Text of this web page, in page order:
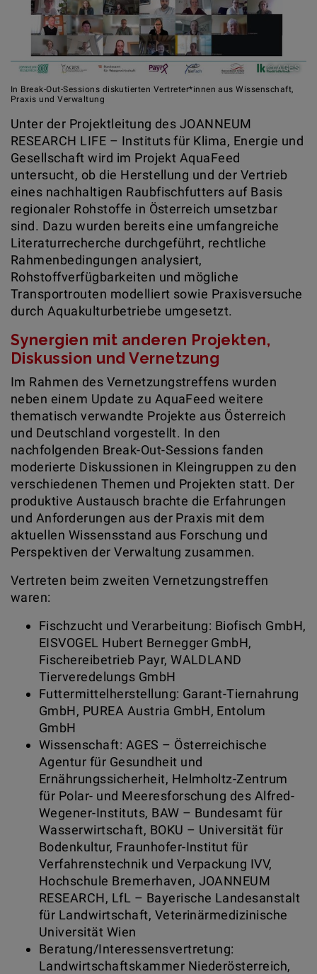
In Break-Out-Sessions diskutierten Vertreter*innen aus Wissenschaft,
Praxis und Verwaltung
© AGES
Unter der Projektleitung des JOANNEUM
RESEARCH LIFE – Instituts für Klima, Energie und
Gesellschaft wird im Projekt AquaFeed
untersucht, ob die Herstellung und der Vertrieb
eines nachhaltigen Raubfischfutters auf Basis
regionaler Rohstoffe in Österreich umsetzbar
sind. Dazu wurden bereits eine umfangreiche
Literaturrecherche durchgeführt, rechtliche
Rahmenbedingungen analysiert,
Rohstoffverfügbarkeiten und mögliche
Transportrouten modelliert sowie Praxisversuche
durch Aquakulturbetriebe umgesetzt.
Synergien mit anderen Projekten,
Diskussion und Vernetzung
Im Rahmen des Vernetzungstreffens wurden
neben einem Update zu AquaFeed weitere
thematisch verwandte Projekte aus Österreich
und Deutschland vorgestellt. In den
nachfolgenden Break-Out-Sessions fanden
moderierte Diskussionen in Kleingruppen zu den
verschiedenen Themen und Projekten statt. Der
produktive Austausch brachte die Erfahrungen
und Anforderungen aus der Praxis mit dem
aktuellen Wissensstand aus Forschung und
Perspektiven der Verwaltung zusammen.
Vertreten beim zweiten Vernetzungstreffen
waren:
Fischzucht und Verarbeitung: Biofisch GmbH,
EISVOGEL Hubert Bernegger GmbH,
Fischereibetrieb Payr, WALDLAND
Tierveredelungs GmbH
Futtermittelherstellung: Garant-Tiernahrung
GmbH, PUREA Austria GmbH, Entolum
GmbH
Wissenschaft: AGES – Österreichische
Agentur für Gesundheit und
Ernährungssicherheit, Helmholtz-Zentrum
für Polar- und Meeresforschung des Alfred-
Wegener-Instituts, BAW – Bundesamt für
Wasserwirtschaft, BOKU – Universität für
Bodenkultur, Fraunhofer-Institut für
Verfahrenstechnik und Verpackung IVV,
Hochschule Bremerhaven, JOANNEUM
RESEARCH, LfL – Bayerische Landesanstalt
für Landwirtschaft, Veterinärmedizinische
Universität Wien
Beratung/Interessensvertretung:
Landwirtschaftskammer Niederösterreich,